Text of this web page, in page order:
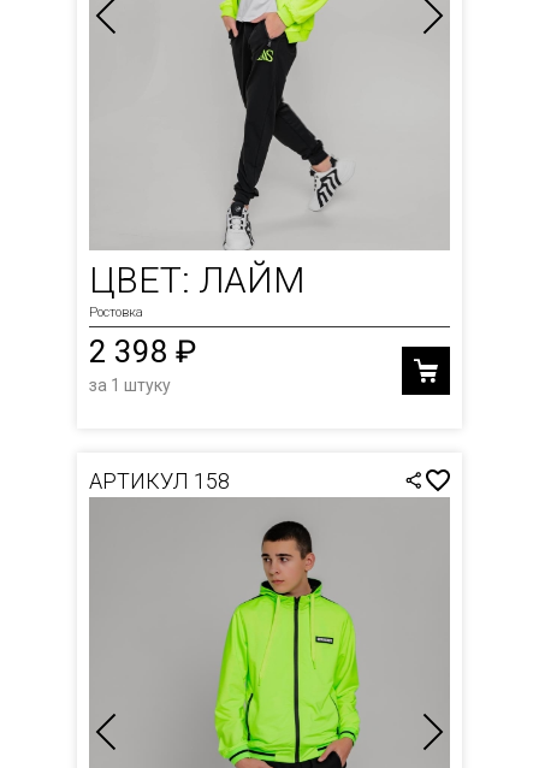
ЦВЕТ: ЛАЙМ
Ростовка
2 398 ₽
за 1 штуку
АРТИКУЛ 158